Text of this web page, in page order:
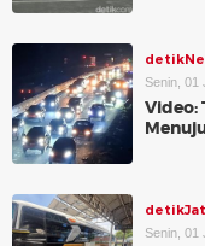
Senin, 01
Video:
Senin, 01